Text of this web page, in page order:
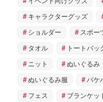
キャラクターグッズ
ショルダー スポー
タオル トートバッ
ニット ぬいぐるみ
ぬいぐるみ服 バケ
フェス ブランケッ